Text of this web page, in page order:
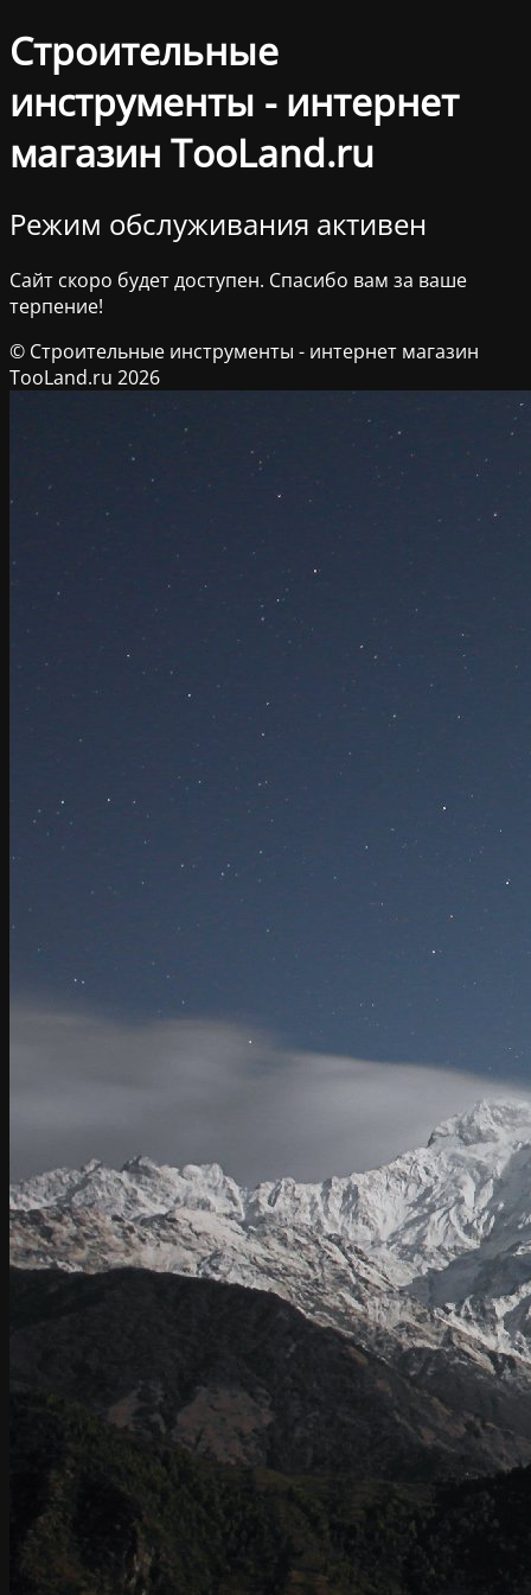
Строительные
инструменты - интернет
магазин TooLand.ru
Режим обслуживания активен
Сайт скоро будет доступен. Спасибо вам за ваше
терпение!
© Строительные инструменты - интернет магазин
TooLand.ru 2026